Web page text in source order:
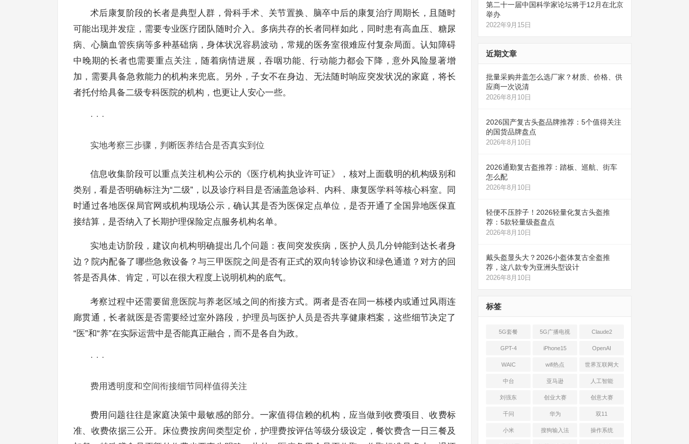
术后康复阶段的长者是典型人群，骨科手术、关节置换、脑卒中后的康复治疗周期长，且随时
可能出现并发症，需要专业医疗团队随时介入。多病共存的长者同样如此，同时患有高血压、糖尿
病、心脑血管疾病等多种基础病，身体状况容易波动，常规的医务室很难应付复杂局面。认知障碍
中晚期的长者也需要重点关注，随着病情进展，吞咽功能、行动能力都会下降，意外风险显著增
加，需要具备急救能力的机构来兜底。另外，子女不在身边、无法随时响应突发状况的家庭，将长
者托付给具备二级专科医院的机构，也更让人安心一些。
· · ·
实地考察三步骤，判断医养结合是否真实到位
信息收集阶段可以重点关注机构公示的《医疗机构执业许可证》，核对上面载明的机构级别和
类别，看是否明确标注为“二级”，以及诊疗科目是否涵盖急诊科、内科、康复医学科等核心科室。同
时通过各地医保局官网或机构现场公示，确认其是否为医保定点单位，是否开通了全国异地医保直
接结算，是否纳入了长期护理保险定点服务机构名单。
实地走访阶段，建议向机构明确提出几个问题：夜间突发疾病，医护人员几分钟能到达长者身
边？院内配备了哪些急救设备？与三甲医院之间是否有正式的双向转诊协议和绿色通道？对方的回
答是否具体、肯定，可以在很大程度上说明机构的底气。
考察过程中还需要留意医院与养老区域之间的衔接方式。两者是否在同一栋楼内或通过风雨连
廊贯通，长者就医是否需要经过室外路段，护理员与医护人员是否共享健康档案，这些细节决定了
“医”和“养”在实际运营中是否能真正融合，而不是各自为政。
· · ·
费用透明度和空间衔接细节同样值得关注
费用问题往往是家庭决策中最敏感的部分。一家值得信赖的机构，应当做到收费项目、收费标
准、收费依据三公开。床位费按房间类型定价，护理费按评估等级分级设定，餐饮费含一日三餐及
第二十一届中国科学家论坛将于12月在北京
举办
2022年9月15日
近期文章
批量采购井盖怎么选厂家？材质、价格、供
应商一次说清
2026年8月10日
2026国产复古头盔品牌推荐：5个值得关注
的国货品牌盘点
2026年8月10日
2026通勤复古盔推荐：踏板、巡航、街车
怎么配
2026年8月10日
轻便不压脖子！2026轻量化复古头盔推
荐：5款轻量级盔盘点
2026年8月10日
戴头盔显头大？2026小盔体复古全盔推
荐，这八款专为亚洲头型设计
2026年8月10日
标签
5G套餐 5G广播电视 Claude2
GPT-4 iPhone15 OpenAI
WAIC wifi热点 世界互联网大
会
中台 亚马逊 人工智能
刘强东 创业大赛 创意大赛
千问 华为 双11
小米 搜狗输入法 操作系统